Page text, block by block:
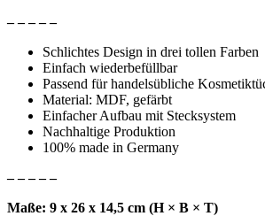
– – – – –
Schlichtes Design in drei tollen Farben
Einfach wiederbefüllbar
Passend für handelsübliche
Material: MDF, gefärbt
Einfacher Aufbau mit Stecksystem
Nachhaltige Produktion
100% made in Germany
– – – – –
Maße: 9 x 26 x 14,5 cm (H × B × T)